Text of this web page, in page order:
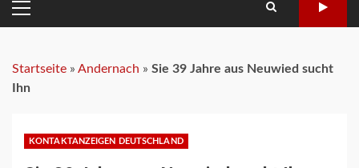
PRIMARY
MENU
Startseite » Andernach » Sie 39 Jahre aus Neuwied sucht
Ihn
KONTAKTANZEIGEN DEUTSCHLAND